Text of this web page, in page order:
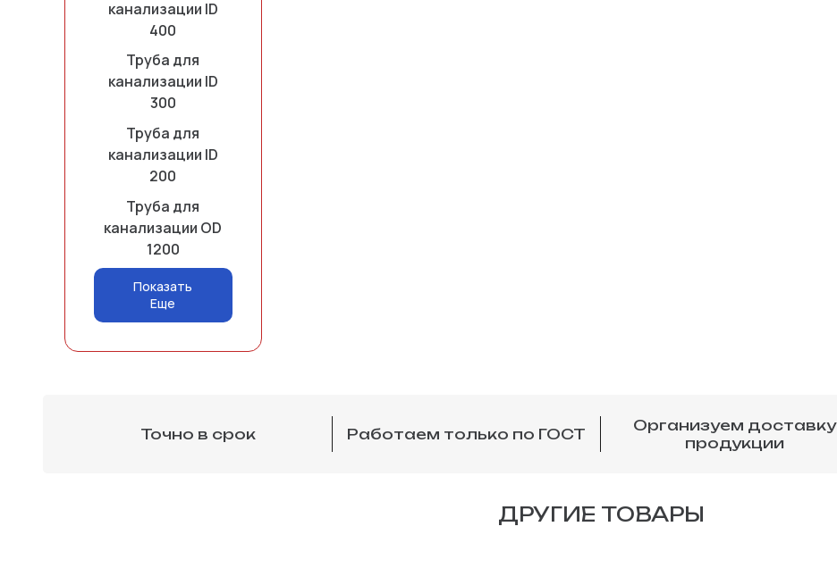
канализации ID
400
Труба для
канализации ID
300
Труба для
канализации ID
200
Труба для
канализации OD
1200
Показать
Еще
Точно в срок Работаем только по ГОСТ
Организуем доставку
продукции
ДРУГИЕ ТОВАРЫ